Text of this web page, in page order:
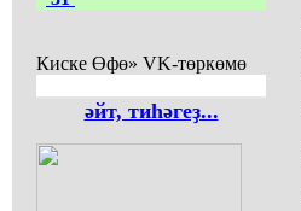
Киске Өфө» VK-төркөмө
әйт, тиһәгеҙ...